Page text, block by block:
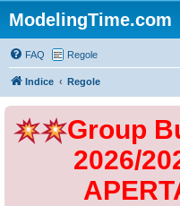
ModelingTime.com
FAQ Regole
Indice Regole
Group
2026/